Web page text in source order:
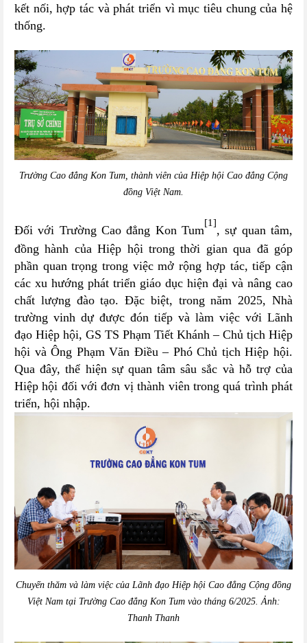
kết nối, hợp tác và phát triển vì mục tiêu chung của hệ
thống.
Trường Cao đẳng Kon Tum, thành viên của Hiệp hội Cao đẳng Cộng
đồng Việt Nam.
Đối với Trường Cao đẳng Kon Tum
[1]
, sự quan tâm,
đồng hành của Hiệp hội trong thời gian qua đã góp
phần quan trọng trong việc mở rộng hợp tác, tiếp cận
các xu hướng phát triển giáo dục hiện đại và nâng cao
chất lượng đào tạo. Đặc biệt, trong năm 2025, Nhà
trường vinh dự được đón tiếp và làm việc với Lãnh
đạo Hiệp hội, GS TS Phạm Tiết Khánh – Chủ tịch Hiệp
hội và Ông Phạm Văn Điều – Phó Chủ tịch Hiệp hội.
Qua đây, thể hiện sự quan tâm sâu sắc và hỗ trợ của
Hiệp hội đối với đơn vị thành viên trong quá trình phát
triển, hội nhập.
Chuyến thăm và làm việc của Lãnh đạo Hiệp hội Cao đẳng Cộng đồng
Việt Nam tại Trường Cao đẳng Kon Tum vào tháng 6/2025. Ảnh:
Thanh Thanh